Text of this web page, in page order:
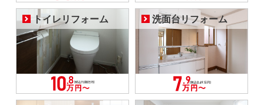
トイレリフォーム 洗面台リフォーム